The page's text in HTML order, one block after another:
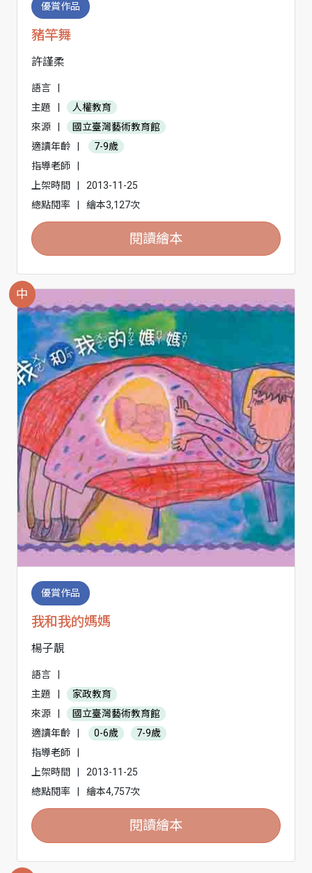
優賞作品
豬竿舞
許謹柔
語言
主題
人權教育
來源
國立臺灣藝術教育館
適讀年齡
7-9歲
指導老師
上架時間
2013-11-25
總點閱率
繪本3,127次
閱讀繪本
中
優賞作品
我和我的媽媽
楊子靚
語言
主題
家政教育
來源
國立臺灣藝術教育館
適讀年齡
0-6歲
7-9歲
指導老師
上架時間
2013-11-25
總點閱率
繪本4,757次
閱讀繪本